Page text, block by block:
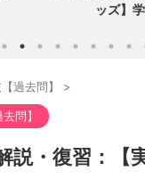
ッズ】学科・実技の...
過去問】 >
問】
説・復習：【